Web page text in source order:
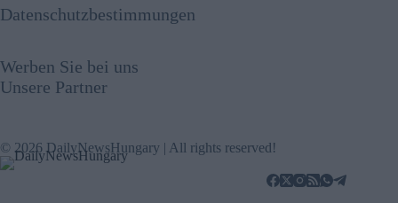
Datenschutzbestimmungen
Werben Sie bei uns
Unsere Partner
© 2026 DailyNewsHungary | All rights reserved!